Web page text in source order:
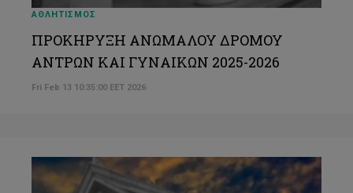
ΑΘΛΗΤΙΣΜΟΣ
ΠΡΟΚΗΡΥΞΗ ΑΝΩΜΑΛΟΥ ΔΡΟΜΟΥ
ΑΝΤΡΩΝ ΚΑΙ ΓΥΝΑΙΚΩΝ 2025-2026
Fri Feb 13 10:35:00 EET 2026